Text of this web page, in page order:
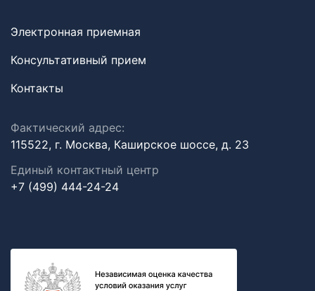
Электронная приемная
Консультативный прием
Контакты
Фактический адрес:
115522, г. Москва, Каширское шоссе, д. 23
Единый контактный центр
+7 (499) 444-24-24